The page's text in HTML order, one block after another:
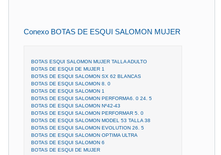
Conexo BOTAS DE ESQUI SALOMON MUJER
BOTAS ESQUI SALOMON MUJER TALLA ADULTO
BOTAS DE ESQUI DE MUJER 1
BOTAS DE ESQUI SALOMON SX 62 BLANCAS
BOTAS DE ESQUI SALOMON 8. 0
BOTAS DE ESQUI SALOMON 1
BOTAS DE ESQUI SALOMON PERFORMA6. 0 24. 5
BOTAS DE ESQUI SALOMON Nº42-43
BOTAS DE ESQUI SALOMON PERFORMAR 5. 0
BOTAS DE ESQUI SALOMON MODEL 53 TALLA 38
BOTAS DE ESQUI SALOMON EVOLUTION 26. 5
BOTAS DE ESQUI SALOMON OPTIMA ULTRA
BOTAS DE ESQUI SALOMON 6
BOTAS DE ESQUI DE MUJER